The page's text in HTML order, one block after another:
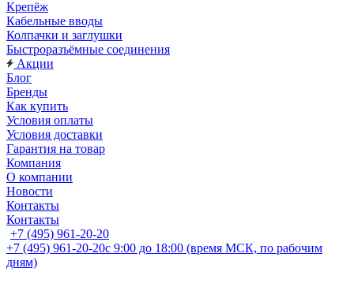
Крепёж
Кабельные вводы
Колпачки и заглушки
Быстроразъёмные соединения
Акции
Блог
Бренды
Как купить
Условия оплаты
Условия доставки
Гарантия на товар
Компания
О компании
Новости
Контакты
Контакты
+7 (495) 961-20-20
+7 (495) 961-20-20с 9:00 до 18:00 (время МСК, по рабочим
дням)